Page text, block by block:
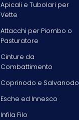
Apicali e Tubolari per
Vette
Attacchi per Piombo o
Pasturatore
Cinture da
Combattimento
Coprinodo e Salvanodo
Esche ed Innesco
Infila Filo